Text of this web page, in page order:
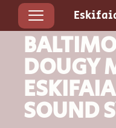
DOUGY
ESKIFAIA
SOUND